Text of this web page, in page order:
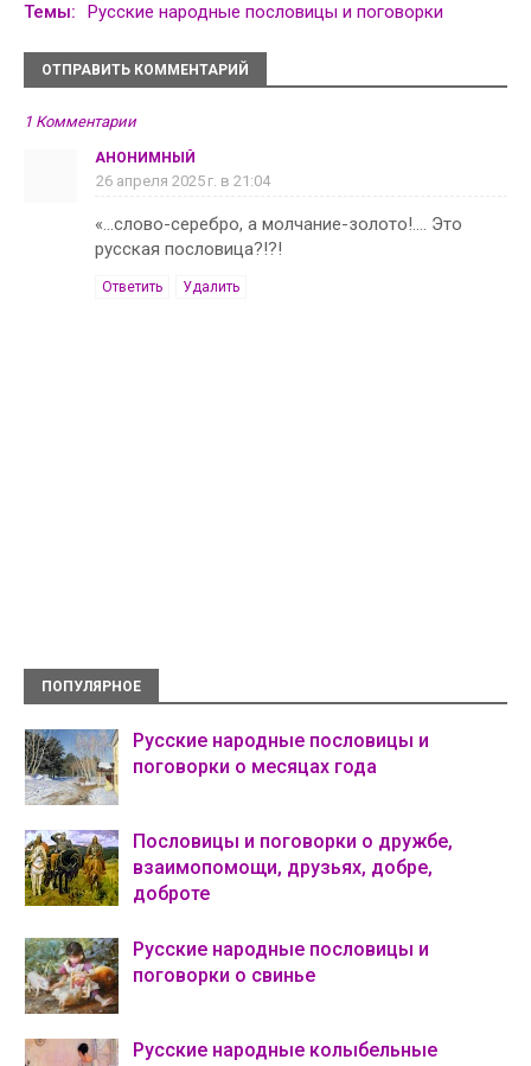
Темы: Русские народные пословицы и поговорки
ОТПРАВИТЬ КОММЕНТАРИЙ
1 Комментарии
АНОНИМНЫЙ
26 апреля 2025 г. в 21:04
«…слово-серебро, а молчание-золото!…. Это
русская пословица?!?!
Ответить Удалить
ПОПУЛЯРНОЕ
Русские народные пословицы и
поговорки о месяцах года
Пословицы и поговорки о дружбе,
взаимопомощи, друзьях, добре,
доброте
Русские народные пословицы и
поговорки о свинье
Русские народные колыбельные